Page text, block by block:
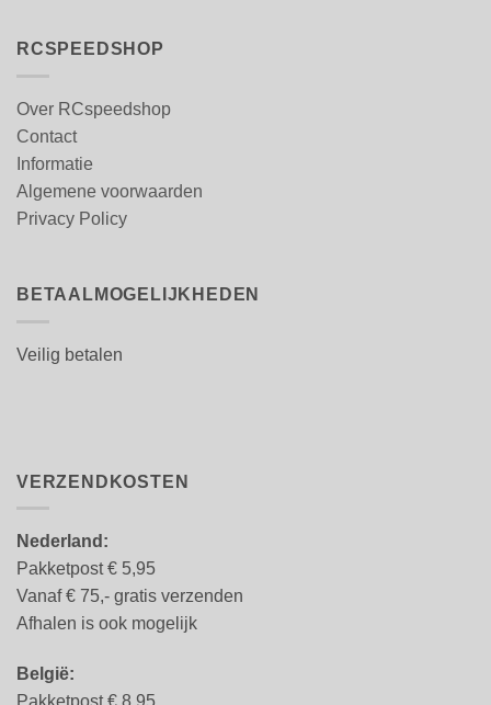
RCSPEEDSHOP
Over RCspeedshop
Contact
Informatie
Algemene voorwaarden
Privacy Policy
BETAALMOGELIJKHEDEN
Veilig betalen
VERZENDKOSTEN
Nederland:
Pakketpost € 5,95
Vanaf € 75,- gratis verzenden
Afhalen is ook mogelijk
België:
Pakketpost € 8.95